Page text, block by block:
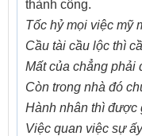
thành công.
Tốc hỷ mọi việc mỹ
Cầu tài cầu lộc thì
Mất của chẳng phải
Còn trong nhà đó
Hành nhân thì được
Việc quan việc sự